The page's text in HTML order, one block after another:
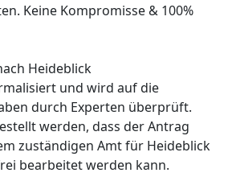
Keine Kompromisse & 100%
Heideblick
und wird auf die
durch Experten überprüft.
werden, dass der Antrag
zuständigen Amt für Heideblick
bearbeitet werden kann.